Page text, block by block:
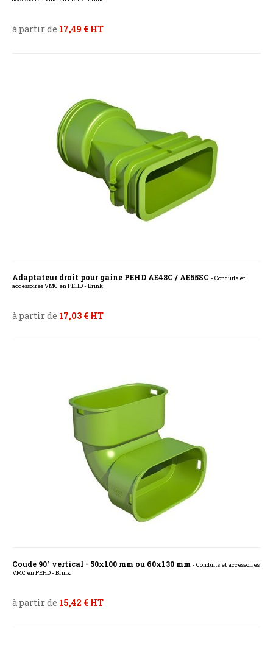
à partir de 17,49 € HT
Adaptateur droit pour gaine PEHD AE48C / AE55SC - Conduits et
accessoires VMC en PEHD - Brink
à partir de 17,03 € HT
Coude 90° vertical - 50x100 mm ou 60x130 mm - Conduits et accessoires
VMC en PEHD - Brink
à partir de 15,42 € HT